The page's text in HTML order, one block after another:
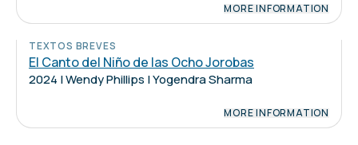
MORE INFORMATION
TEXTOS BREVES
El Canto del Niño de las Ocho Jorobas
2024 | Wendy Phillips | Yogendra Sharma
MORE INFORMATION